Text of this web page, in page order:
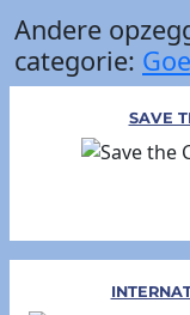
Andere
categorie:
SAVE